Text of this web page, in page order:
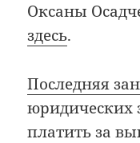
Оксаны
здесь.
Последняя
юридических
платить за